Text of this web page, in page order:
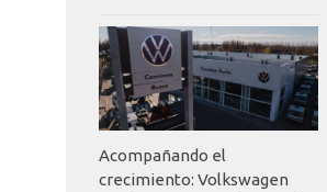
Acompañando el
crecimiento: Volkswagen